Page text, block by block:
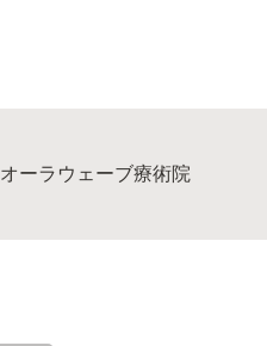
オーラウェーブ療術院